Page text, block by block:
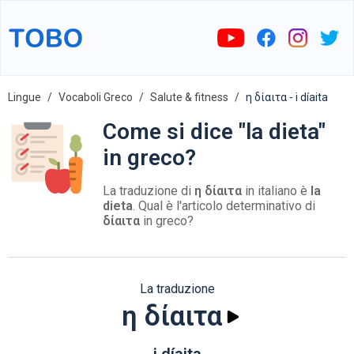
Lingue Vocaboli Greco Salute & fitness η δίαιτα - i díaita
Come si dice "la dieta"
in greco?
La traduzione di η δίαιτα in italiano è la
dieta. Qual è l'articolo determinativo di
δίαιτα in greco?
La traduzione
η δίαιτα